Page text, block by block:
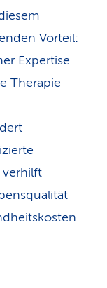
Vorteil:
Expertise
Therapie
verhilft